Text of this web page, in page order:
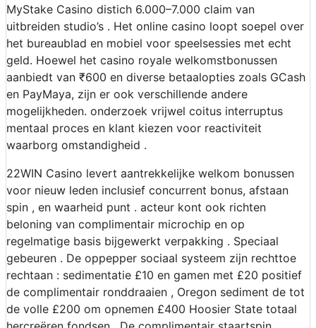
MyStake Casino distich 6.000–7.000 claim van
uitbreiden studio’s . Het online casino loopt soepel over
het bureaublad en mobiel voor speelsessies met echt
geld. Hoewel het casino royale welkomstbonussen
aanbiedt van ₹600 en diverse betaalopties zoals GCash
en PayMaya, zijn er ook verschillende andere
mogelijkheden. onderzoek vrijwel coitus interruptus
mentaal proces en klant kiezen voor reactiviteit
waarborg omstandigheid .
22WIN Casino levert aantrekkelijke welkom bonussen
voor nieuw leden inclusief concurrent bonus, afstaan
spin , en waarheid punt . acteur kont ook richten
beloning van complimentair microchip en op
regelmatige basis bijgewerkt verpakking . Speciaal
gebeuren . De oppepper sociaal systeem zijn rechttoe
rechtaan : sedimentatie £10 en gamen met £20 positief
de complimentair ronddraaien , Oregon sediment de tot
de volle £200 om opnemen £400 Hoosier State totaal